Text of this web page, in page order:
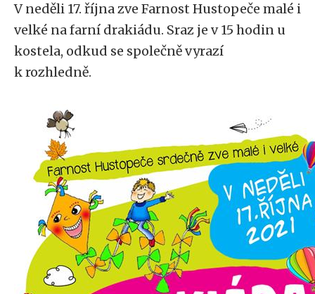
V neděli 17. října zve Farnost Hustopeče malé i
velké na farní drakiádu. Sraz je v 15 hodin u
kostela, odkud se společně vyrazí
k rozhledně.